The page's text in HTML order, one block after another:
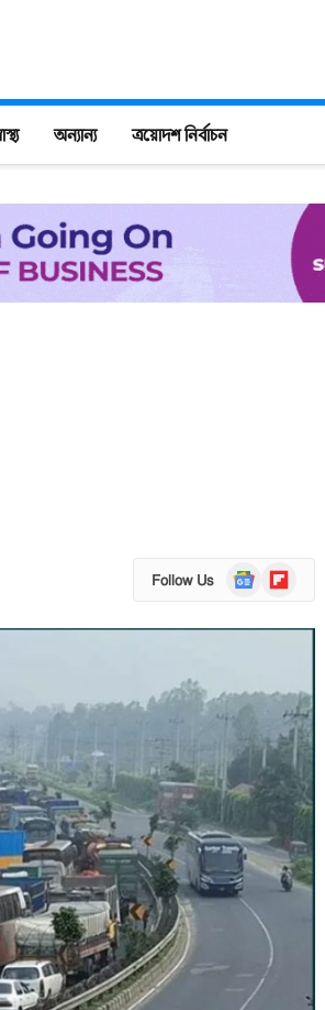
অন্যান্য ত্রয়োদশ নির্বাচন
Follow Us
Google
News
Flipboard